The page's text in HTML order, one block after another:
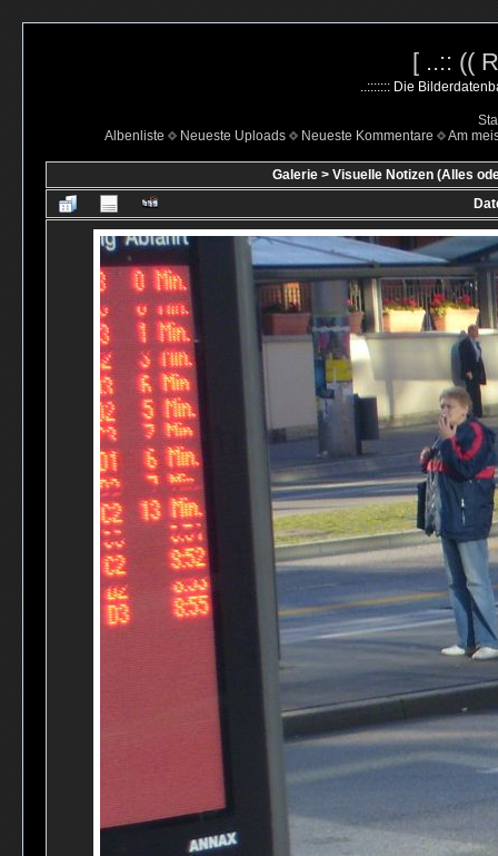
[ ..:: ((
..::::::: Die
Albenliste
Neueste Uploads Neueste Kommentare Am
Galerie> Visuelle Notizen (Alles